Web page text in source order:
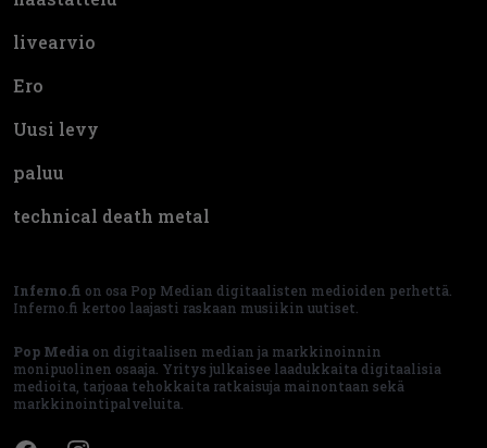
livearvio
Ero
Uusi levy
paluu
technical death metal
Inferno.fi on osa Pop Median digitaalisten medioiden perhettä.
Inferno.fi kertoo laajasti raskaan musiikin uutiset.
Pop Media on digitaalisen median ja markkinoinnin
monipuolinen osaaja. Yritys julkaisee laadukkaita digitaalisia
medioita, tarjoaa tehokkaita ratkaisuja mainontaan sekä
markkinointipalveluita.